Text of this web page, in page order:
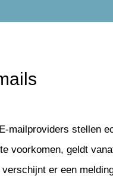
mailproviders stellen
voorkomen, geldt
er een